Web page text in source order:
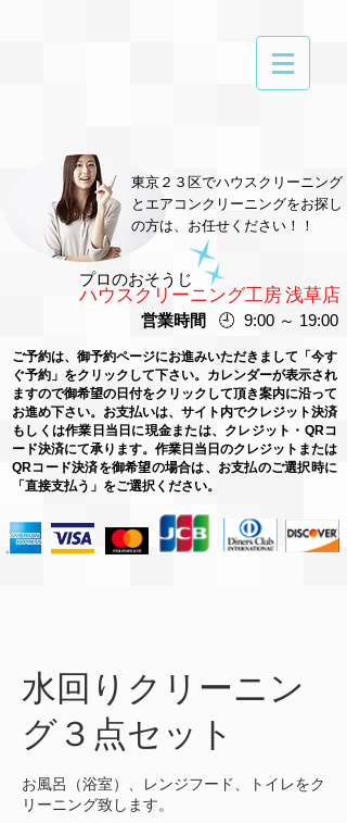
プロのおそうじ
ハウスクリーニング工房 浅草店
東京２３区でハウスクリーニング
とエアコンクリーニングをお探し
の方は、お任せください！！
営業時間 🕘 9:00 ～ 19:00
ご予約は、御予約ページにお進みいただきまして「今す
ぐ予約」をクリックして下さい。カレンダーが表示され
ますので御希望の日付をクリックして頂き案内に沿って
お進め下さい。お支払いは、サイト内でクレジット決済
もしくは作業日当日に現金または、クレジット・QRコ
ード決済にて承ります。作業日当日のクレジットまたは
QRコード決済を御希望の場合は、お支払のご選択時に
「直接支払う」をご選択ください。
水回りクリーニン
グ３点セット
お風呂（浴室）、レンジフード、トイレをク
リーニング致します。